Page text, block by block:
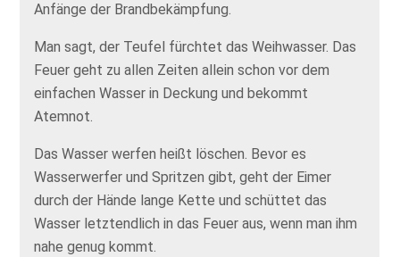
Anfänge der Brandbekämpfung.
Man sagt, der Teufel fürchtet das Weihwasser. Das
Feuer geht zu allen Zeiten allein schon vor dem
einfachen Wasser in Deckung und bekommt
Atemnot.
Das Wasser werfen heißt löschen. Bevor es
Wasserwerfer und Spritzen gibt, geht der Eimer
durch der Hände lange Kette und schüttet das
Wasser letztendlich in das Feuer aus, wenn man ihm
nahe genug kommt.